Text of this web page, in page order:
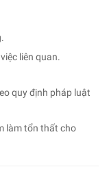
liên quan.
quy định pháp luật
làm tổn thất cho